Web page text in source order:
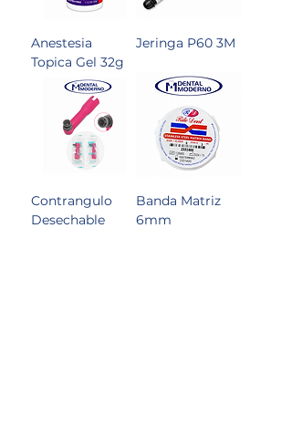
Anestesia
Topica Gel 32g
Jeringa P60 3M
Contrangulo
Desechable
Banda Matriz
6mm